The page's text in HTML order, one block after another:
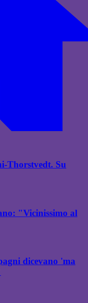
Thorstvedt. Su
"Vicinissimo al
dicevano 'ma